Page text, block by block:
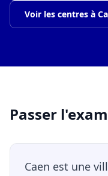
Voir les centres à
Passer
Caen est une